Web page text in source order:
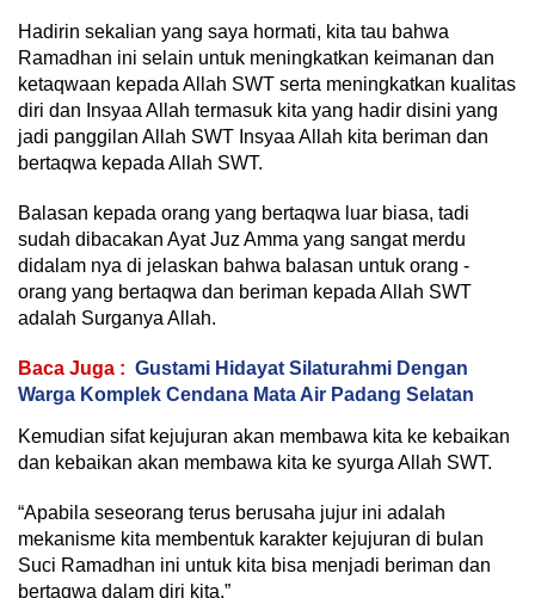
Hadirin sekalian yang saya hormati, kita tau bahwa
Ramadhan ini selain untuk meningkatkan keimanan dan
ketaqwaan kepada Allah SWT serta meningkatkan kualitas
diri dan Insyaa Allah termasuk kita yang hadir disini yang
jadi panggilan Allah SWT Insyaa Allah kita beriman dan
bertaqwa kepada Allah SWT.
Balasan kepada orang yang bertaqwa luar biasa, tadi
sudah dibacakan Ayat Juz Amma yang sangat merdu
didalam nya di jelaskan bahwa balasan untuk orang -
orang yang bertaqwa dan beriman kepada Allah SWT
adalah Surganya Allah.
Baca Juga : Gustami Hidayat Silaturahmi Dengan
Warga Komplek Cendana Mata Air Padang Selatan
Kemudian sifat kejujuran akan membawa kita ke kebaikan
dan kebaikan akan membawa kita ke syurga Allah SWT.
“Apabila seseorang terus berusaha jujur ini adalah
mekanisme kita membentuk karakter kejujuran di bulan
Suci Ramadhan ini untuk kita bisa menjadi beriman dan
bertaqwa dalam diri kita.”